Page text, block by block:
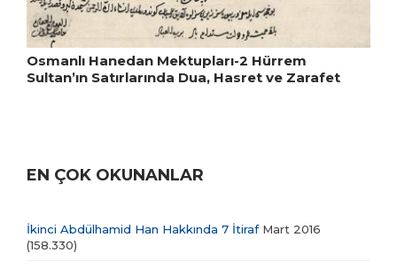
Osmanlı Hanedan Mektupları-2 Hürrem
Sultan’ın Satırlarında Dua, Hasret ve Zarafet
EN ÇOK OKUNANLAR
İkinci Abdülhamid Han Hakkında 7 İtirafMart 2016
(158.330)